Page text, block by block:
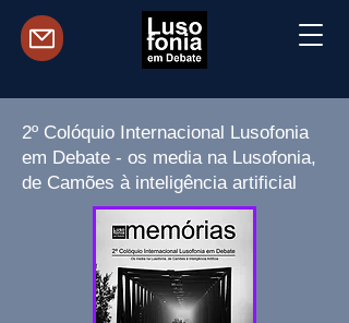
2º Colóquio Internacional Lusofonia
em Debate - os media na Lusofonia,
de Camões à inteligência artificial